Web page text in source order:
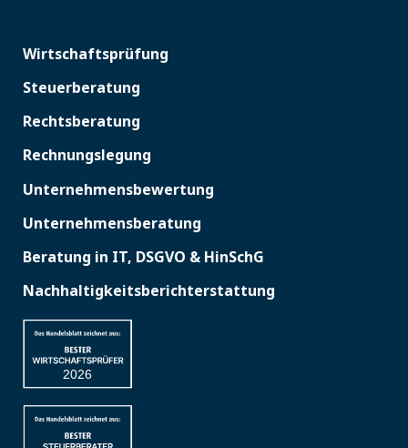
Wirtschaftsprüfung
Steuerberatung
Rechtsberatung
Rechnungslegung
Unternehmensbewertung
Unternehmensberatung
Beratung in IT, DSGVO & HinSchG
Nachhaltigkeitsberichterstattung
2026